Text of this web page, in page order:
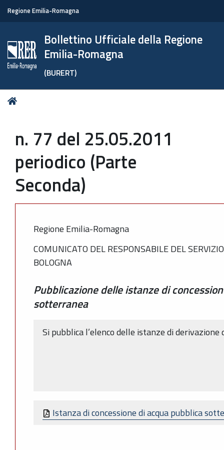
Regione Emilia-Romagna
Bollettino Ufficiale della Regione
Emilia-Romagna
(BURERT)
Tu
n. 77 del 25.05.2011
periodico (Parte
Seconda)
Regione Emilia-Romagna
COMUNICATO DEL RESPONSABILE DEL
BOLOGNA
Pubblicazione delle istanze di
sotterranea
Si pubblica l’elenco delle istanze di
Istanza di concessione di acqua pubblica